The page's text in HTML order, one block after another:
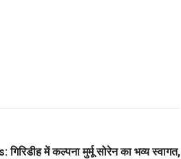
में कल्पना मुर्मू सोरेन का भव्य स्वागत,